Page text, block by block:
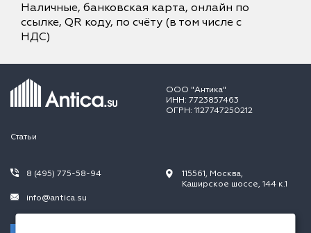
Наличные, банковская карта, онлайн по
ссылке, QR коду, по счёту (в том числе с
НДС)
ООО "Антика"
ИНН: 7723857463
ОГРН: 1127747250212
Статьи
8 (495) 775-58-94
info@antica.su
115561, Москва,
Каширское шоссе, 144 к.1